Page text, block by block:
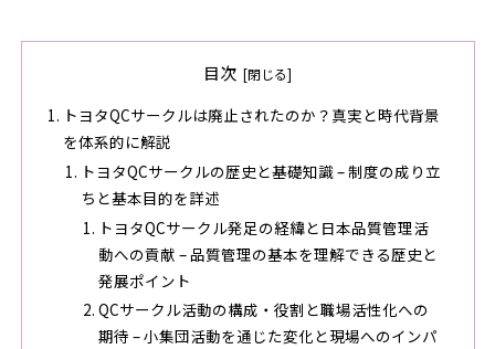
目次
トヨタQCサークルは廃止されたのか？真実と時代背景
を体系的に解説
トヨタQCサークルの歴史と基礎知識 – 制度の成り立
ちと基本目的を詳述
トヨタQCサークル発足の経緯と日本品質管理活
動への貢献 – 品質管理の基本を理解できる歴史と
発展ポイント
QCサークル活動の構成・役割と職場活性化への
期待 – 小集団活動を通じた変化と現場へのインパ